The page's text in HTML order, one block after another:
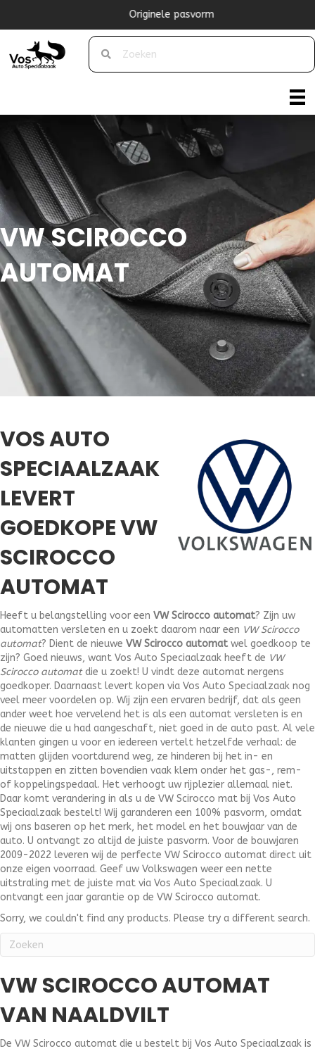
Originele pasvorm
VW SCIROCCO
AUTOMAT
VOS AUTO
SPECIAALZAAK
LEVERT
GOEDKOPE VW
SCIROCCO
AUTOMAT
Heeft u belangstelling voor een VW Scirocco automat? Zijn uw
automatten versleten en u zoekt daarom naar een VW Scirocco
automat? Dient de nieuwe VW Scirocco automat wel goedkoop te
zijn? Goed nieuws, want Vos Auto Speciaalzaak heeft de VW
Scirocco automatdie u zoekt! U vindt deze automat nergens
goedkoper. Daarnaast levert kopen via Vos Auto Speciaalzaak nog
veel meer voordelen op. Wij zijn een ervaren bedrijf, dat als geen
ander weet hoe vervelend het is als een automat versleten is en
de nieuwe die u had aangeschaft, niet goed in de auto past. Al vele
klanten gingen u voor en iedereen vertelt hetzelfde verhaal: de
matten glijden voortdurend weg, ze hinderen bij het in- en
uitstappen en zitten bovendien vaak klem onder het gas-, rem-
of koppelingspedaal. Het verhoogt uw rijplezier allemaal niet.
Daar komt verandering in als u de VW Scirocco mat bij Vos Auto
Speciaalzaak bestelt! Wij garanderen een 100% pasvorm, omdat
wij ons baseren op het merk, het model en het bouwjaar van de
auto. U ontvangt zo altijd de juiste pasvorm. Voor de bouwjaren
2009-2022 leveren wij de perfecte VW Scirocco automat direct uit
onze eigen voorraad. Geef uw Volkswagen weer een nette
uitstraling met de juiste mat via Vos Auto Speciaalzaak. U
ontvangt een jaar garantie op de VW Scirocco automat.
Sorry, we couldn't find any products. Please try a different search.
VW SCIROCCO AUTOMAT
VAN NAALDVILT
De VW Scirocco automat die u bestelt bij Vos Auto Speciaalzaak is